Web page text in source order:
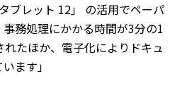
ブレット 12」 の活用でペーパ
務処理にかかる時間が3分の1
たほか、電子化によりドキュ
ます」